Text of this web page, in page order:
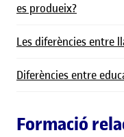
es produeix?
Les diferències entre
Diferències entre
Formació